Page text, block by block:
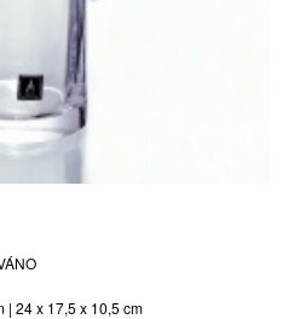
| 24 x 17,5 x 10,5 cm